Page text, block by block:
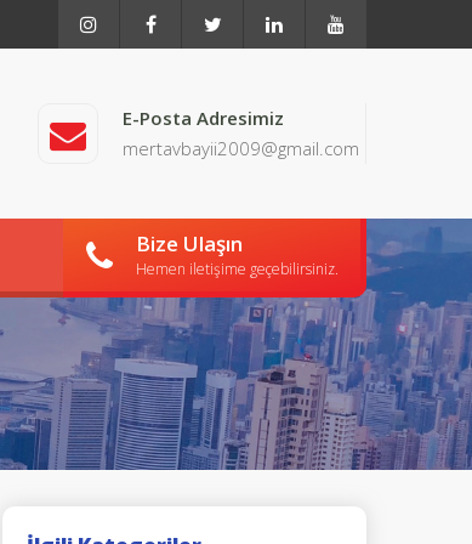
E-Posta Adresimiz
mertavbayii2009@gmail.com
Bize Ulaşın
Hemen iletişime geçebilirsiniz.